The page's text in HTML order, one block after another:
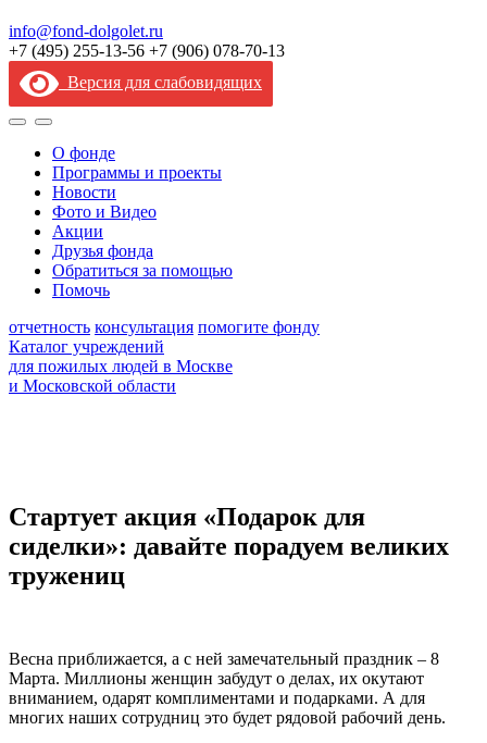
info@fond-dolgolet.ru
+7 (495) 255‑13‑56 +7 (906) 078‑70‑13
Версия для слабовидящих
О фонде
Программы и проекты
Новости
Фото и Видео
Акции
Друзья фонда
Обратиться за помощью
Помочь
отчетность консультация помогите фонду
Каталог учреждений
для пожилых людей в Москве
и Московской области
Стартует акция «Подарок для
сиделки»: давайте порадуем великих
тружениц
Весна приближается, а с ней замечательный праздник – 8
Марта. Миллионы женщин забудут о делах, их окутают
вниманием, одарят комплиментами и подарками. А для
многих наших сотрудниц это будет рядовой рабочий день.